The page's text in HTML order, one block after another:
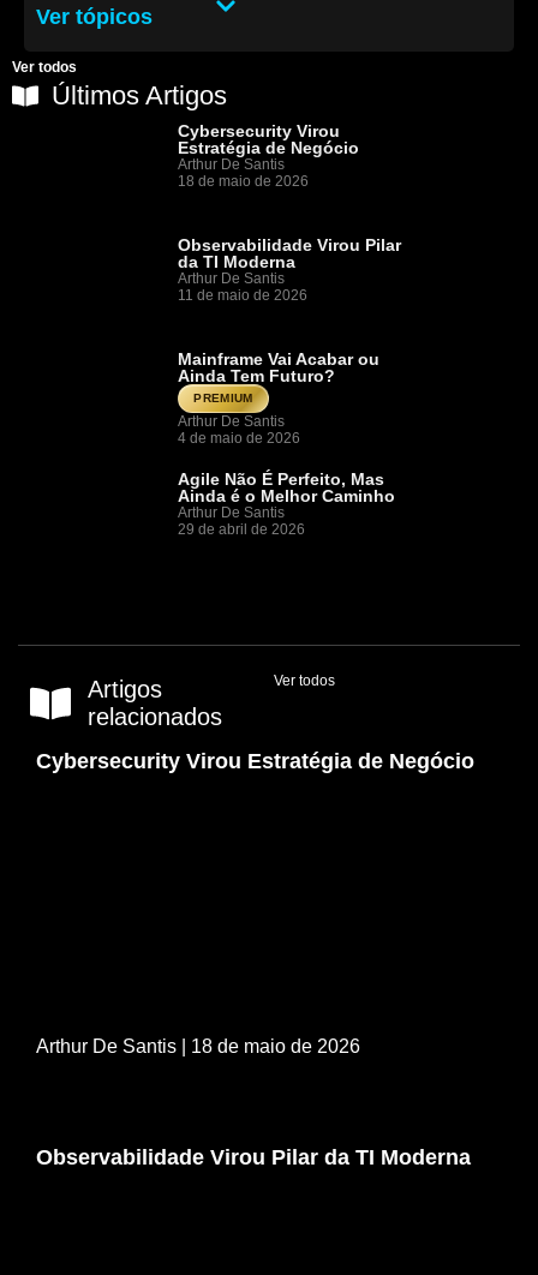
Ver tópicos
Últimos Artigos
Ver todos
Cybersecurity Virou
Estratégia de Negócio
Arthur De Santis
18 de maio de 2026
Observabilidade Virou Pilar
da TI Moderna
Arthur De Santis
11 de maio de 2026
Mainframe Vai Acabar ou
Ainda Tem Futuro?
PREMIUM
Arthur De Santis
4 de maio de 2026
Agile Não É Perfeito, Mas
Ainda é o Melhor Caminho
Arthur De Santis
29 de abril de 2026
Artigos
relacionados
Ver todos
Cybersecurity Virou Estratégia de Negócio
Arthur De Santis | 18 de maio de 2026
Observabilidade Virou Pilar da TI Moderna